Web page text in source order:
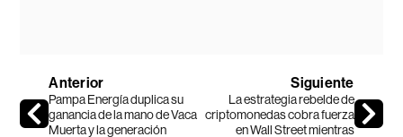
Anterior
Pampa Energía duplica su
ganancia de la mano de Vaca
Muerta y la generación
Siguiente
La estrategia rebelde de
criptomonedas cobra fuerza
en Wall Street mientras